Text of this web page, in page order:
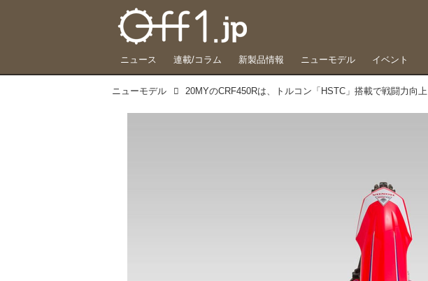
ニュース 連載/コラム 新製品情報 ニューモデル イベント
ニューモデル 20MYのCRF450Rは、トルコン「HSTC」搭載で戦闘力向上